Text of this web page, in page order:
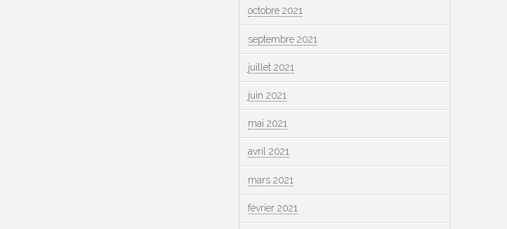
octobre 2021
septembre 2021
juillet 2021
juin 2021
mai 2021
avril 2021
mars 2021
février 2021